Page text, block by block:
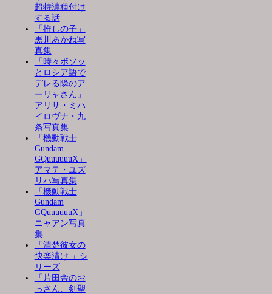
超特濃種付け
する話
「推しの子」
黒川あかね写
真集
「時々ボソッ
とロシア語で
デレる隣のア
ーリャさん」
アリサ・ミハ
イロヴナ・九
条写真集
「機動戦士
Gundam
GQuuuuuuX」
アマテ・ユズ
リハ写真集
「機動戦士
Gundam
GQuuuuuuX」
ニャアン写真
集
「清楚彼女の
快楽漬け 」シ
リーズ
「片田舎のお
っさん、剣聖